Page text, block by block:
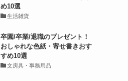
め10選
生活雑貨
卒園/卒業/退職のプレゼント！
おしゃれな色紙・寄せ書きおす
すめ10選
文房具・事務用品